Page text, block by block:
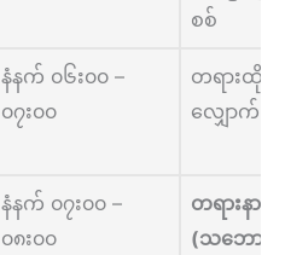
စစ်
နံနက် ၀၆း၀၀ –
၀၇း၀၀
တရားထိုင်/
လျှောက်
နံနက် ၀၇း၀၀ –
၀၈း၀၀
တရားနာယူ
(သဘောတ